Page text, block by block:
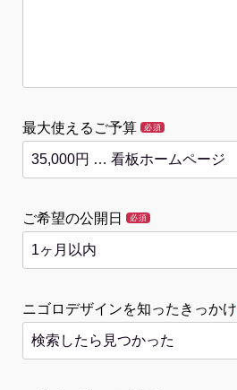
最大使えるご予算 必須
ご希望の公開日 必須
ニゴロデザインを知ったきっかけ